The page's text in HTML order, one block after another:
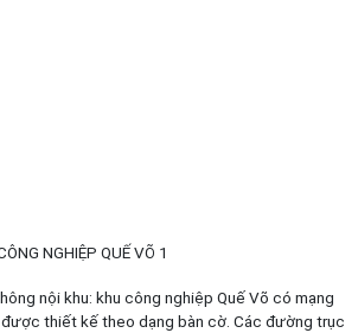
NGHIỆP QUẾ VÕ 1
nội khu: khu công nghiệp Quế Võ có mạng
thiết kế theo dạng bàn cờ. Các đường trục